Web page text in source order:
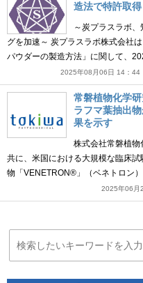
造法で特許取得
～炭プラスラボ
グを加速～ 炭プラスラボ株式会社
パウダーの製造方法」に関して、
2025年08月06日 14：44
常磐植物化学
ラフマ葉抽出
果を示す
株式会社常磐植
共に、米国における大規模な臨床
物「VENETRON®」（ベネトロン
2025年06月